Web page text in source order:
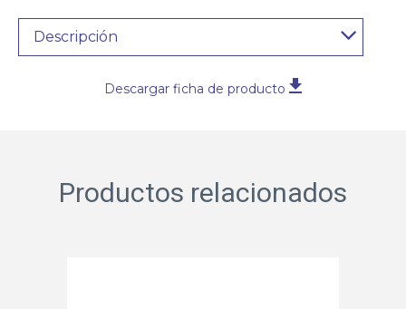
Descripción
Descargar ficha de producto
Productos relacionados